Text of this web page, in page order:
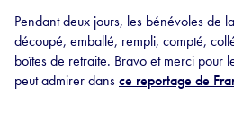
Pendant deux jours, les bénévoles de
découpé, emballé, rempli, compté,
boîtes de retraite. Bravo et merci pour
peut admirer dansce reportage de